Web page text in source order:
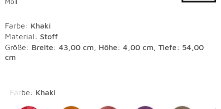
Farbe: Khaki
Material: Stoff
Größe: Breite: 43,00 cm, Höhe: 4,00 cm, Tiefe: 54,00
cm
Farbe: Khaki